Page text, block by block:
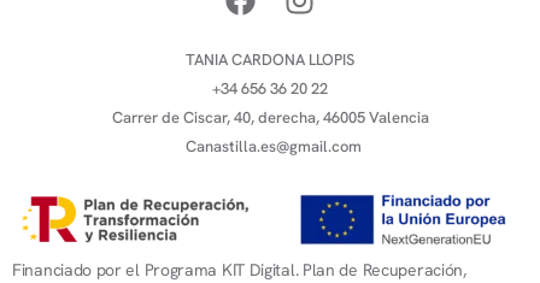
TANIA CARDONA LLOPIS
+34 656 36 20 22
Carrer de Ciscar, 40, derecha, 46005 Valencia
Canastilla.es@gmail.com
Financiado por el Programa KIT Digital. Plan de Recuperación,